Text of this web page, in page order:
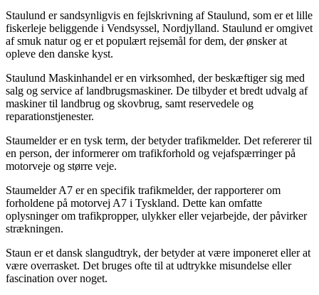
Staulund er sandsynligvis en fejlskrivning af Staulund, som er et lille
fiskerleje beliggende i Vendsyssel, Nordjylland. Staulund er omgivet
af smuk natur og er et populært rejsemål for dem, der ønsker at
opleve den danske kyst.
Staulund Maskinhandel er en virksomhed, der beskæftiger sig med
salg og service af landbrugsmaskiner. De tilbyder et bredt udvalg af
maskiner til landbrug og skovbrug, samt reservedele og
reparationstjenester.
Staumelder er en tysk term, der betyder trafikmelder. Det refererer til
en person, der informerer om trafikforhold og vejafspærringer på
motorveje og større veje.
Staumelder A7 er en specifik trafikmelder, der rapporterer om
forholdene på motorvej A7 i Tyskland. Dette kan omfatte
oplysninger om trafikpropper, ulykker eller vejarbejde, der påvirker
strækningen.
Staun er et dansk slangudtryk, der betyder at være imponeret eller at
være overrasket. Det bruges ofte til at udtrykke misundelse eller
fascination over noget.